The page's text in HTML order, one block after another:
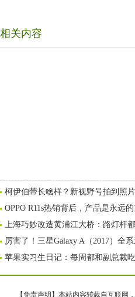
相关内容
柯伊伯带长啥样？新视野号拍到照
OPPO R11s热销背后，产品是永远的
上海巧妙改造黄浦江大桥：路灯杆
厉害了！三星Galaxy A（2017）全
苹果实习生日记：每周都和副总裁
【免责声明】本站内容转载自互联网